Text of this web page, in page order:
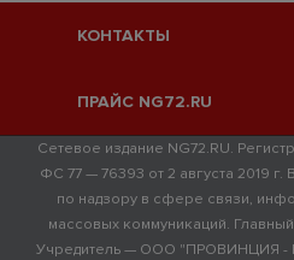
КОНТАКТЫ
ПРАЙС NG72.RU
Сетевое издание NG72.RU.
ФС 77 — 76393 от 2 августа 2019
по надзору в сфере связи,
массовых коммуникаций.
Учредитель — ООО "ПРОВИНЦИЯ -